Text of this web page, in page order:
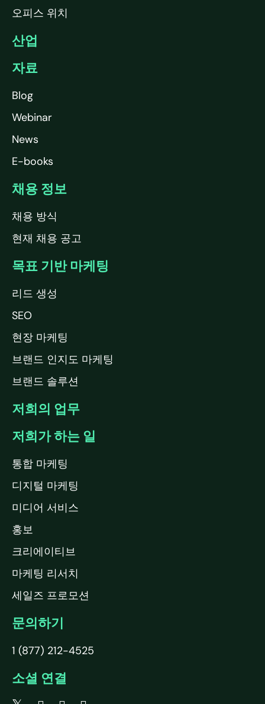
오피스 위치
산업
자료
Blog
Webinar
News
E-books
채용 정보
채용 방식
현재 채용 공고
목표 기반 마케팅
리드 생성
SEO
현장 마케팅
브랜드 인지도 마케팅
브랜드 솔루션
저희의 업무
저희가 하는 일
통합 마케팅
디지털 마케팅
미디어 서비스
홍보
크리에이티브
마케팅 리서치
세일즈 프로모션
문의하기
1 (877) 212-4525
소셜 연결